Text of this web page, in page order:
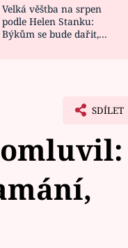
Velká věštba na srpen
podle Helen Stanku:
Býkům se bude dařit,
SDÍLET